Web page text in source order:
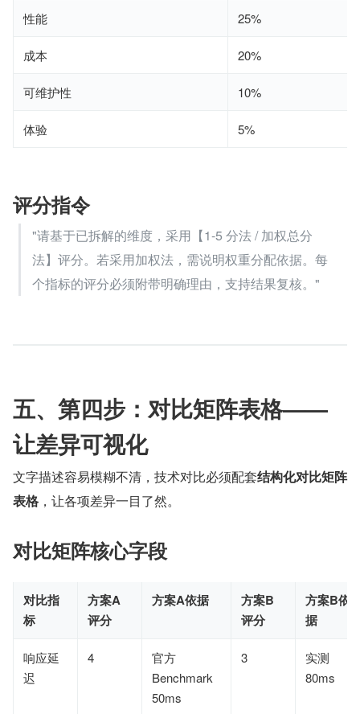
性能 25%
成本 20%
可维护性 10%
体验 5%
评分指令
"请基于已拆解的维度，采用【1-5 分法 / 加权总分
法】评分。若采用加权法，需说明权重分配依据。每
个指标的评分必须附带明确理由，支持结果复核。"
五、第四步：对比矩阵表格——
让差异可视化
文字描述容易模糊不清，技术对比必须配套结构化对比矩阵
表格 ，让各项差异一目了然。
对比矩阵核心字段
对比指
标
方案A
评分
方案A依据
方案B
评分
方案B依
据
响应延
迟
4
官方
Benchmark
50ms
3
实测
80ms